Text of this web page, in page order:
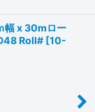
幅 x 30mロー
Roll# [10-